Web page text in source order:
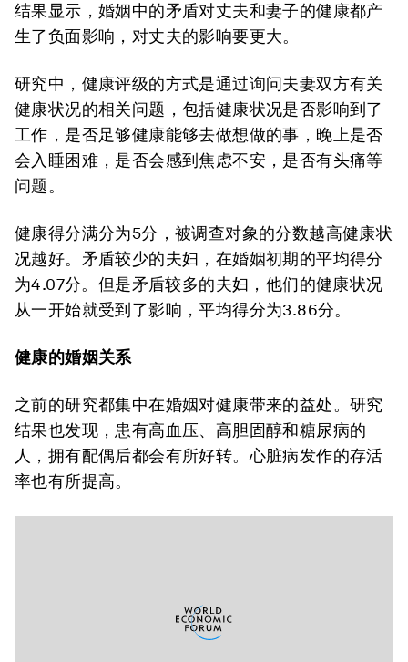
结果显示，婚姻中的矛盾对丈夫和妻子的健康都产
生了负面影响，对丈夫的影响要更大。
研究中，健康评级的方式是通过询问夫妻双方有关
健康状况的相关问题，包括健康状况是否影响到了
工作，是否足够健康能够去做想做的事，晚上是否
会入睡困难，是否会感到焦虑不安，是否有头痛等
问题。
健康得分满分为5分，被调查对象的分数越高健康状
况越好。矛盾较少的夫妇，在婚姻初期的平均得分
为4.07分。但是矛盾较多的夫妇，他们的健康状况
从一开始就受到了影响，平均得分为3.86分。
健康的婚姻关系
之前的研究都集中在婚姻对健康带来的益处。研究
结果也发现，患有高血压、高胆固醇和糖尿病的
人，拥有配偶后都会有所好转。心脏病发作的存活
率也有所提高。